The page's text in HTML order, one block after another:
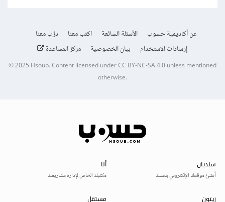
عن أكاديمية حسوب الأسئلة الشائعة اكتب معنا
درّب معنا
إرشادات الاستخدام
بيان الخصوصية مركز المساعدة
© 2025Hsoub.Content licensed underCC BY-NC-SA 4.0unless mentioned
otherwise.